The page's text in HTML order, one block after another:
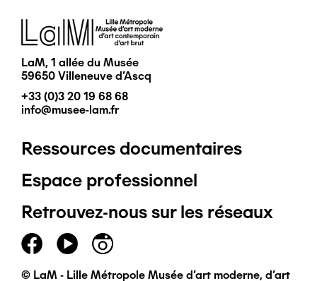
Image
LaM, 1 allée du Musée
59650 Villeneuve d'Ascq
+33 (0)3 20 19 68 68
info@musee-lam.fr
Pied
de
page
principal
Ressources documentaires
Espace professionnel
Retrouvez-nous sur les réseaux
© LaM - Lille Métropole Musée d'art moderne, d'art